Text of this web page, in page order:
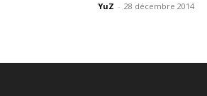
YuZ - 28 décembre 2014